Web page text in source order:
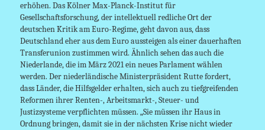
erhöhen. Das Kölner Max-Planck-Institut für
Gesellschaftsforschung, der intellektuell redliche Ort der
deutschen Kritik am Euro-Regime, geht davon aus, dass
Deutschland eher aus dem Euro aussteigen als einer dauerhaften
Transferunion zustimmen wird. Ähnlich sehen das auch die
Niederlande, die im März 2021 ein neues Parlament wählen
werden. Der niederländische Ministerpräsident Rutte fordert,
dass Länder, die Hilfsgelder erhalten, sich auch zu tiefgreifenden
Reformen ihrer Renten-, Arbeitsmarkt-, Steuer- und
Justizsysteme verpflichten müssen. „Sie müssen ihr Haus in
Ordnung bringen, damit sie in der nächsten Krise nicht wieder